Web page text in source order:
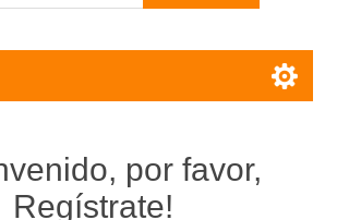
por favor,
Regístrate!